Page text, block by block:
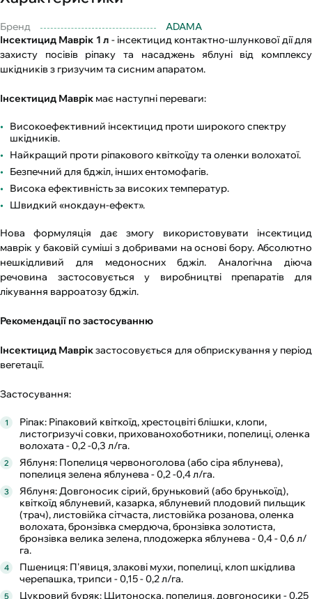
Бренд
ADAMA
Інсектицид Маврік 1 л - інсектицид контактно-шлункової дії для
захисту посівів ріпаку та насаджень яблуні від комплексу
шкідників з гризучим та сисним апаратом.
Інсектицид Маврік має наступні переваги:
Високоефективний інсектицид проти широкого спектру
шкідників.
Найкращий проти ріпакового квіткоїду та оленки волохатої.
Безпечний для бджіл, інших ентомофагів.
Висока ефективність за високих температур.
Швидкий «нокдаун-ефект».
Нова формуляція дає змогу використовувати інсектицид
маврік у баковій суміші з добривами на основі бору. Абсолютно
нешкідливий для медоносних бджіл. Аналогічна діюча
речовина застосовується у виробництві препаратів для
лікування варроатозу бджіл.
Рекомендації по застосуванню
Інсектицид Маврікзастосовується для обприскування у період
вегетації.
Застосування:
Ріпак: Ріпаковий квіткоїд, хрестоцвіті блішки, клопи,
листогризучі совки, прихованохоботники, попелиці, оленка
волохата - 0,2 -0,3 л/га.
Яблуня: Попелиця червоноголова (або сіра яблунева),
попелиця зелена яблунева - 0,2 -0,4 л/га.
Яблуня: Довгоносик сірий, бруньковий (або брунькоїд),
квіткоїд яблуневий, казарка, яблуневий плодовий пильщик
(трач), листовійка сітчаста, листовійка розанова, оленка
волохата, бронзівка смердюча, бронзівка золотиста,
бронзівка велика зелена, плодожерка яблунева - 0,4 - 0,6 л/
га.
Пшениця: П'явиця, злакові мухи, попелиці, клоп шкідлива
черепашка, трипси - 0,15 - 0,2 л/га.
Цукровий буряк: Щитоноска, попелиця, довгоносики - 0,25